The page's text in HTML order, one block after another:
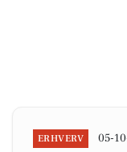
ERHVERV 05-